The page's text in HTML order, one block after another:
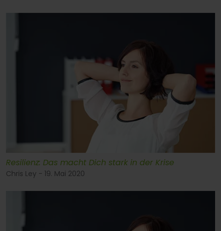
Resilienz: Das macht Dich stark in der Krise
Chris Ley - 19. Mai 2020